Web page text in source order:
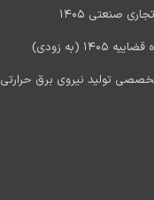
صنعتی 1405
(به زودی)
نیروی برق حرارتی 1405 (استخدام جدید)